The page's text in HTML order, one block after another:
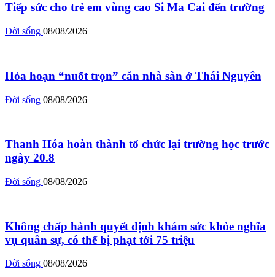
Tiếp sức cho trẻ em vùng cao Si Ma Cai đến trường
Đời sống 08/08/2026
Hỏa hoạn “nuốt trọn” căn nhà sàn ở Thái Nguyên
Đời sống 08/08/2026
Thanh Hóa hoàn thành tổ chức lại trường học trước
ngày 20.8
Đời sống 08/08/2026
Không chấp hành quyết định khám sức khỏe nghĩa
vụ quân sự, có thể bị phạt tới 75 triệu
Đời sống 08/08/2026